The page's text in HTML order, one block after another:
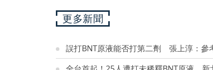
更多新聞
誤打BNT原液能否打第二劑 張上淳：參